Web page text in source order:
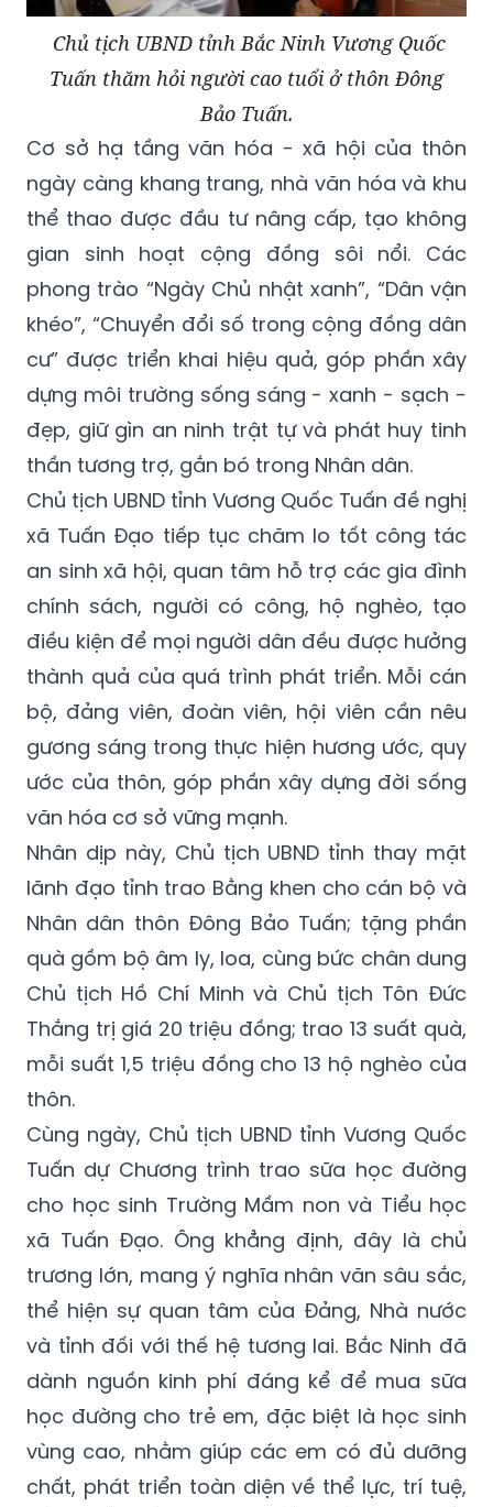
Chủ tịch UBND tỉnh Bắc Ninh Vương Quốc
Tuấn thăm hỏi người cao tuổi ở thôn Đông
Bảo Tuấn.
Cơ sở hạ tầng văn hóa - xã hội của thôn
ngày càng khang trang, nhà văn hóa và khu
thể thao được đầu tư nâng cấp, tạo không
gian sinh hoạt cộng đồng sôi nổi. Các
phong trào “Ngày Chủ nhật xanh”, “Dân vận
khéo”, “Chuyển đổi số trong cộng đồng dân
cư” được triển khai hiệu quả, góp phần xây
dựng môi trường sống sáng - xanh - sạch -
đẹp, giữ gìn an ninh trật tự và phát huy tinh
thần tương trợ, gắn bó trong Nhân dân.
Chủ tịch UBND tỉnh Vương Quốc Tuấn đề nghị
xã Tuấn Đạo tiếp tục chăm lo tốt công tác
an sinh xã hội, quan tâm hỗ trợ các gia đình
chính sách, người có công, hộ nghèo, tạo
điều kiện để mọi người dân đều được hưởng
thành quả của quá trình phát triển. Mỗi cán
bộ, đảng viên, đoàn viên, hội viên cần nêu
gương sáng trong thực hiện hương ước, quy
ước của thôn, góp phần xây dựng đời sống
văn hóa cơ sở vững mạnh.
Nhân dịp này, Chủ tịch UBND tỉnh thay mặt
lãnh đạo tỉnh trao Bằng khen cho cán bộ và
Nhân dân thôn Đông Bảo Tuấn; tặng phần
quà gồm bộ âm ly, loa, cùng bức chân dung
Chủ tịch Hồ Chí Minh và Chủ tịch Tôn Đức
Thắng trị giá 20 triệu đồng; trao 13 suất quà,
mỗi suất 1,5 triệu đồng cho 13 hộ nghèo của
thôn.
Cùng ngày, Chủ tịch UBND tỉnh Vương Quốc
Tuấn dự Chương trình trao sữa học đường
cho học sinh Trường Mầm non và Tiểu học
xã Tuấn Đạo. Ông khẳng định, đây là chủ
trương lớn, mang ý nghĩa nhân văn sâu sắc,
thể hiện sự quan tâm của Đảng, Nhà nước
và tỉnh đối với thế hệ tương lai. Bắc Ninh đã
dành nguồn kinh phí đáng kể để mua sữa
học đường cho trẻ em, đặc biệt là học sinh
vùng cao, nhằm giúp các em có đủ dưỡng
chất, phát triển toàn diện về thể lực, trí tuệ,